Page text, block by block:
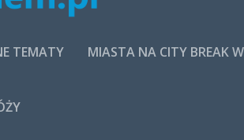
TEMATY MIASTA NA CITY BREAK